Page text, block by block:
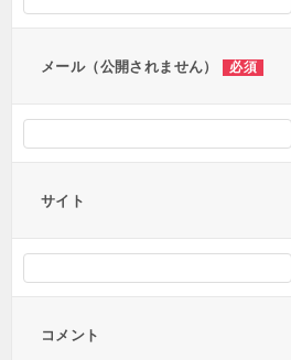
メール（公開されません） 必須
サイト
コメント